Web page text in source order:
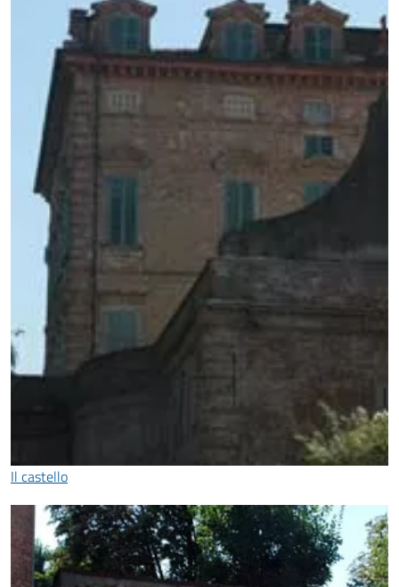
Il castello